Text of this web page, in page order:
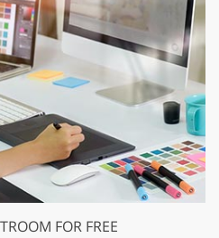
FOR FREE